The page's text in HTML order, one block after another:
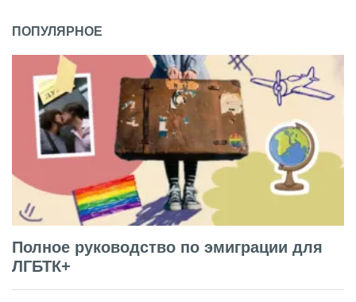
ПОПУЛЯРНОЕ
Полное руководство по эмиграции для
ЛГБТК+